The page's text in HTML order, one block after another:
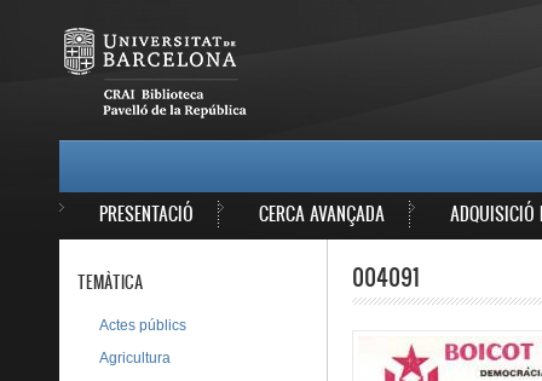
PRESENTACIÓ CERCA AVANÇADA ADQUISICIÓ
004091
TEMÀTICA
Actes públics
Agricultura